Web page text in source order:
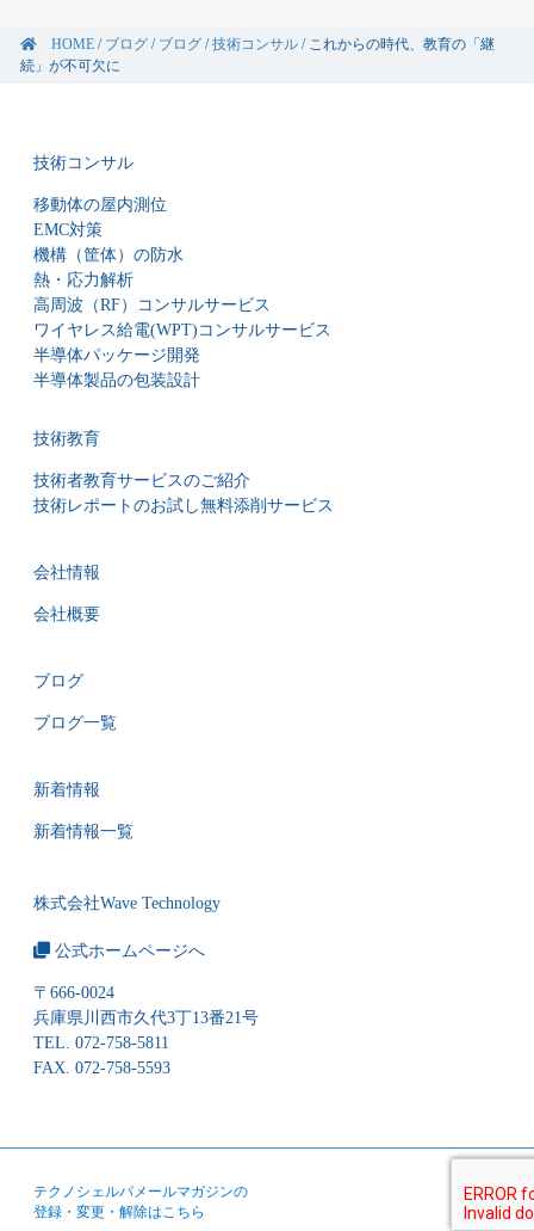
HOME/ ブログ/ ブログ/技術コンサル/ これからの時代、教育の「継
続」が不可欠に
技術コンサル
移動体の屋内測位
EMC対策
機構（筐体）の防水
熱・応力解析
高周波（RF）コンサルサービス
ワイヤレス給電(WPT)コンサルサービス
半導体パッケージ開発
半導体製品の包装設計
技術教育
技術者教育サービスのご紹介
技術レポートのお試し無料添削サービス
会社情報
会社概要
ブログ
ブログ一覧
新着情報
新着情報一覧
株式会社Wave Technology
公式ホームページへ
〒666-0024
兵庫県川西市久代3丁13番21号
TEL. 072-758-5811
FAX. 072-758-5593
テクノシェルパメールマガジンの
登録・変更・解除はこちら